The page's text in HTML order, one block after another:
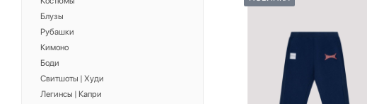
Блузы
Рубашки
Кимоно
Боди
Свитшоты | Худи
Легинсы | Капри